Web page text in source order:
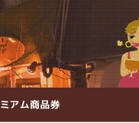
アム商品券